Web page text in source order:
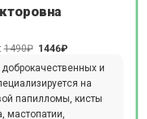
1490₽ 1446₽
и
на
папилломы, кисты
мастопатии,